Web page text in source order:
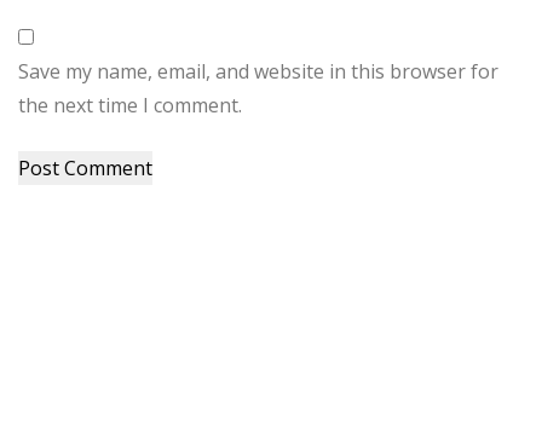
Save my name, email, and website in this browser for
the next time I comment.